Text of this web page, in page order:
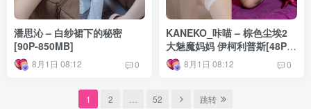
潘思沁 – 白纱裙下的秘密
[90P-850MB]
8月1日 08:12 0
KANEKO_咔喵 – 棕色尘埃2
大魅魔妈妈 伊柯利普斯[48P-
93MB]8月1日 08:12 0
1 2 52 跳转